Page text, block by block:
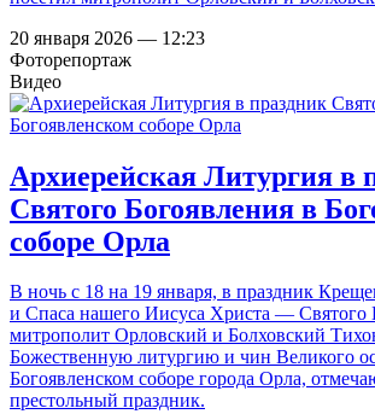
20 января 2026 — 12:23
Фоторепортаж
Видео
Архиерейская Литургия в
Святого Богоявления в
соборе Орла
В ночь с 18 на 19 января, в праздник
и Спаса нашего Иисуса Христа — Святого
митрополит Орловский и Болховский
Божественную литургию и чин Великого
Богоявленском соборе города Орла,
престольный праздник.